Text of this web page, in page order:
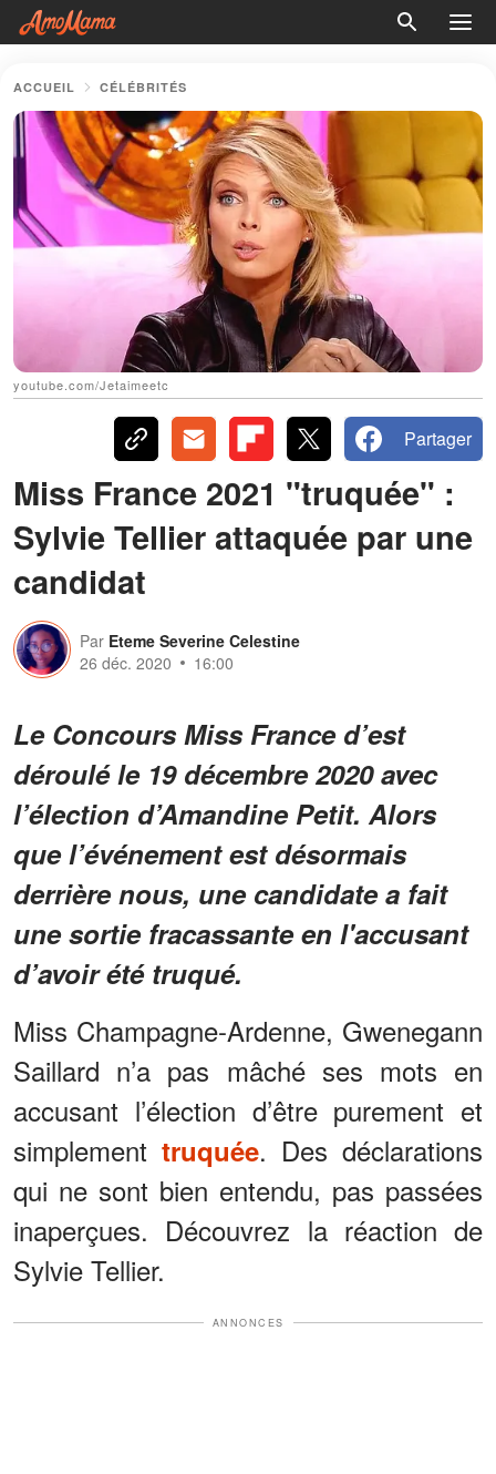
ACCUEIL CÉLÉBRITÉS
youtube.com/Jetaimeetc
Partager
Miss France 2021 "truquée" :
Sylvie Tellier attaquée par une
candidat
Par Eteme Severine Celestine
26 déc. 2020
16:00
Le Concours Miss France d’est
déroulé le 19 décembre 2020 avec
l’élection d’Amandine Petit. Alors
que l’événement est désormais
derrière nous, une candidate a fait
une sortie fracassante en l'accusant
d’avoir été truqué.
Miss Champagne-Ardenne, Gwenegann
Saillard n’a pas mâché ses mots en
accusant l’élection d’être purement et
simplement truquée. Des déclarations
qui ne sont bien entendu, pas passées
inaperçues. Découvrez la réaction de
Sylvie Tellier.
ANNONCES